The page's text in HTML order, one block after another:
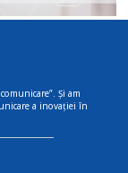
Și am
a inovației în